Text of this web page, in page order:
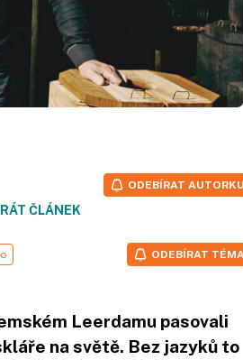
ČLÁNEK
ODEBÍRAT AUTORKU
ODEBÍRAT TÉMA
Leerdamu pasovali
na světě. Bez jazyků to